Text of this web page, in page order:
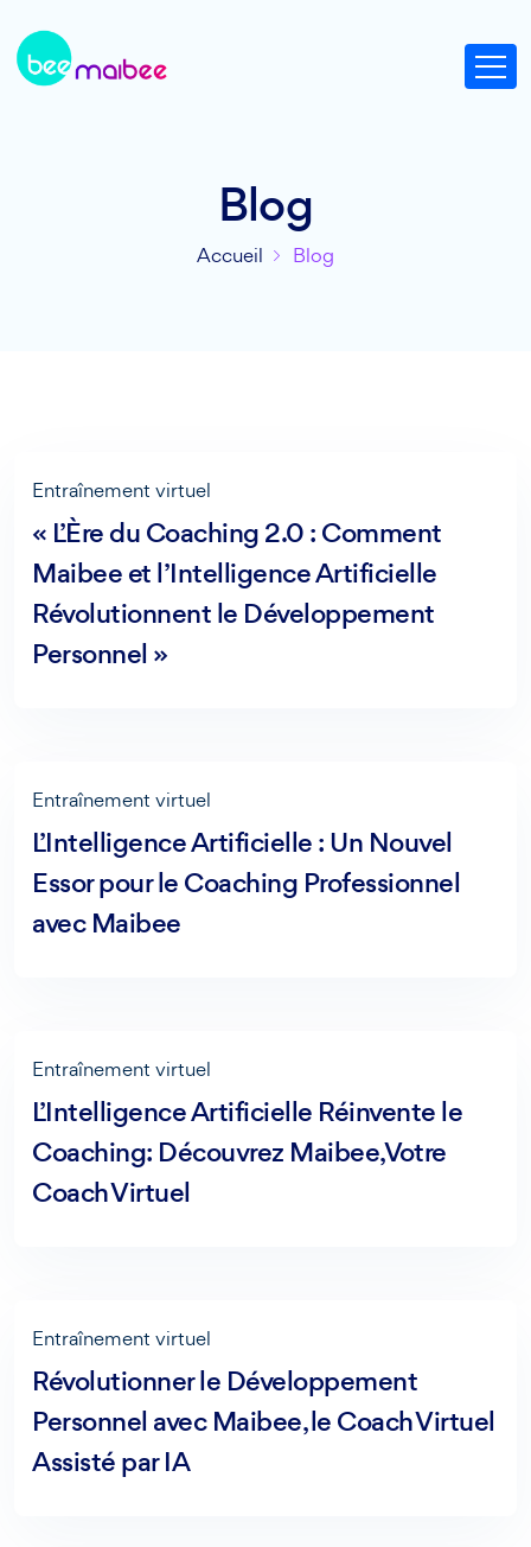
Blog
Accueil Blog
Entraînement virtuel
« L’Ère du Coaching 2.0 : Comment
Maibee et l’Intelligence Artificielle
Révolutionnent le Développement
Personnel »
Entraînement virtuel
L’Intelligence Artificielle : Un Nouvel
Essor pour le Coaching Professionnel
avec Maibee
Entraînement virtuel
L’Intelligence Artificielle Réinvente le
Coaching: Découvrez Maibee, Votre
Coach Virtuel
Entraînement virtuel
Révolutionner le Développement
Personnel avec Maibee, le Coach Virtuel
Assisté par IA
Bonjour ! Comment puis-je vous aider aujourd'hui ? Voulez-
vous essayer Maibee, demander des renseignements, ou
prendre rendez-vous avec nous ?